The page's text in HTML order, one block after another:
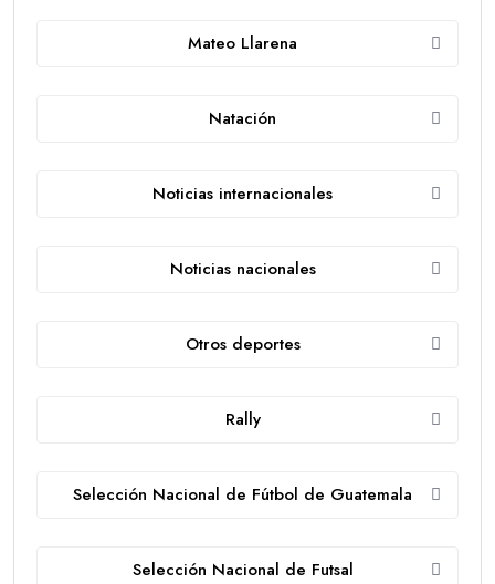
Mateo Llarena
Natación
Noticias internacionales
Noticias nacionales
Otros deportes
Rally
Selección Nacional de Fútbol de Guatemala
Selección Nacional de Futsal